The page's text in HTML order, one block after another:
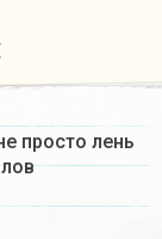
просто лень